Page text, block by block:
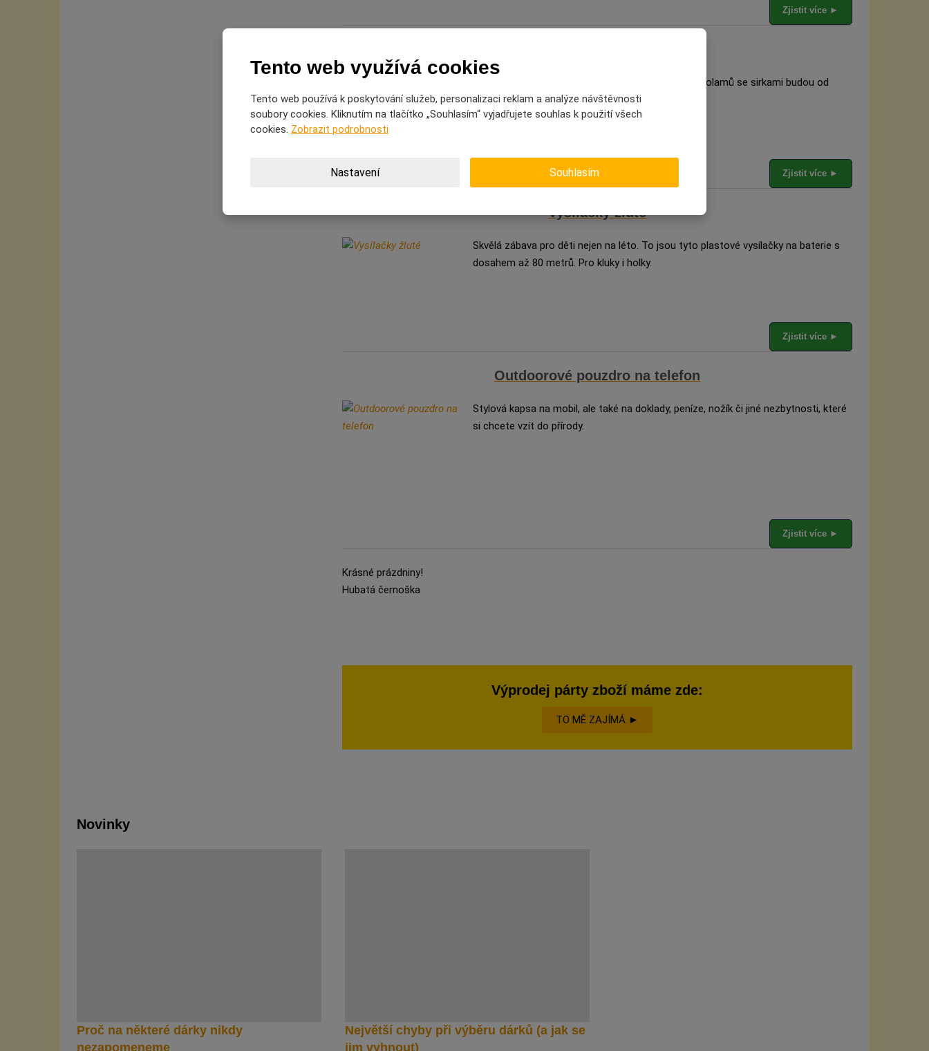
Zjistit více ►
Ukažte přátelům, jak Vám to pálí! Při luštění 50 hlavolamů se sirkami budou od
Vašich mozkových závitů přímo létat jiskry.
Zjistit více ►
Vysílačky žluté
Skvělá zábava pro děti nejen na léto. To jsou tyto plastové vysílačky na baterie s
dosahem až 80 metrů. Pro kluky i holky.
Zjistit více ►
Outdoorové pouzdro na telefon
Stylová kapsa na mobil, ale také na doklady, peníze, nožík či jiné nezbytnosti, které
si chcete vzít do přírody.
Zjistit více ►
Krásné prázdniny!
Hubatá černoška
Výprodej párty zboží máme zde:
TO MĚ ZAJÍMÁ ►
Novinky
Proč na některé dárky nikdy
nezapomeneme
Největší chyby při výběru dárků (a jak se
jim vyhnout)
Tento web využívá cookies
Tento web používá k poskytování služeb, personalizaci reklam a analýze návštěvnosti
soubory cookies. Kliknutím na tlačítko „Souhlasím“ vyjadřujete souhlas k použití všech
cookies. Zobrazit podrobnosti
Nastavení Souhlasím